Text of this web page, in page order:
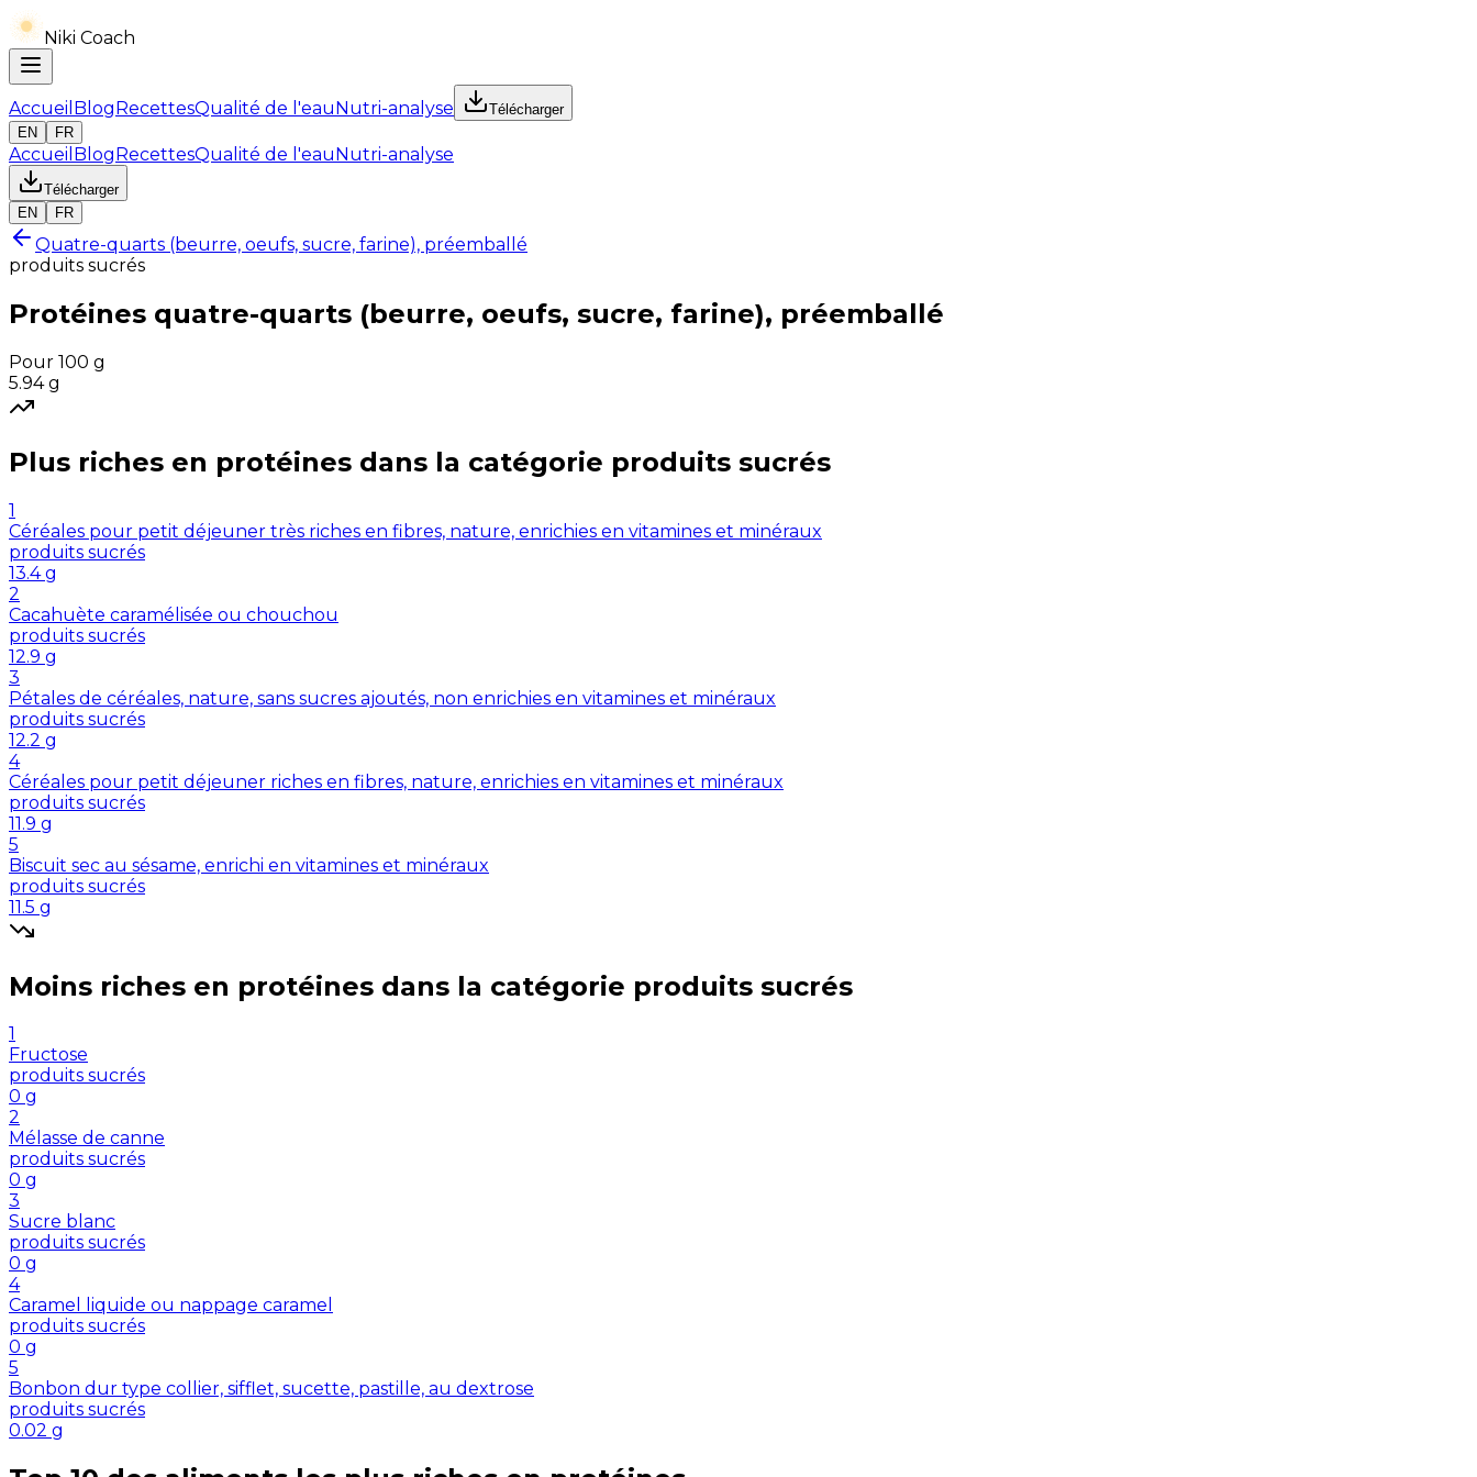
Niki Coach
Accueil BlogRecettesQualité de l'eauNutri-analyse
Télécharger
EN
FR
Accueil BlogRecettesQualité de l'eauNutri-analyse
Télécharger
EN
FR
Quatre-quarts (beurre, oeufs, sucre, farine), préemballé
produits sucrés
Protéines quatre-quarts (beurre, oeufs, sucre, farine), préemballé
Pour 100 g
5.94 g
Plus riches en protéines dans la catégorie produits sucrés
1
Céréales pour petit déjeuner très riches en fibres, nature, enrichies en vitamines et minéraux
produits sucrés
13.4 g
2
Cacahuète caramélisée ou chouchou
produits sucrés
12.9 g
3
Pétales de céréales, nature, sans sucres ajoutés, non enrichies en vitamines et minéraux
produits sucrés
12.2 g
4
Céréales pour petit déjeuner riches en fibres, nature, enrichies en vitamines et minéraux
produits sucrés
11.9 g
5
Biscuit sec au sésame, enrichi en vitamines et minéraux
produits sucrés
11.5 g
Moins riches en protéines dans la catégorie produits sucrés
1
Fructose
produits sucrés
0 g
2
Mélasse de canne
produits sucrés
0 g
3
Sucre blanc
produits sucrés
0 g
4
Caramel liquide ou nappage caramel
produits sucrés
0 g
5
Bonbon dur type collier, sifflet, sucette, pastille, au dextrose
produits sucrés
0.02 g